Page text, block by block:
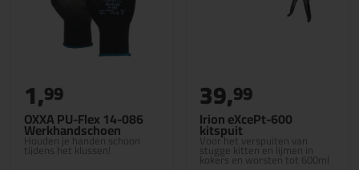
OXXA PU-Flex 14-086
Werkhandschoen
Houden je handen schoon
tijdens het klussen!
1,99
Irion eXcePt-600
kitspuit
Voor het verspuiten van
stugge kitten en lijmen in
kokers en worsten tot 600ml
39,99